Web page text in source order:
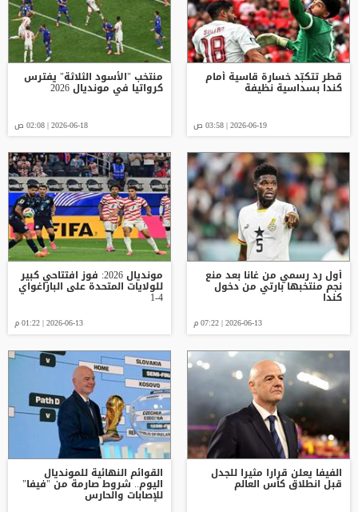
قطر تتكبّد خسارة قاسية أمام
كندا بسداسية نظيفة
2026-06-19 | 03:58 ص
منتخب "الأسود الثلاثة" يفترس
كرواتيا في مونديال 2026
2026-06-18 | 02:08 ص
أول رد رسمي من غانا بعد منع
نجم منتخبها بارتي من دخول
كندا
2026-06-13 | 07:22 م
مونديال 2026: فوز افتتاحي كبير
للولايات المتحدة على الباراغواي
4-1
2026-06-13 | 01:22 م
الفيفا يعلن قرارا مثيرا للجدل
قبل انطلاق كأس العالم
القوائم النهائية للمونديال
اليوم.. شروط صارمة من "فيفا"
للإصابات والحارس